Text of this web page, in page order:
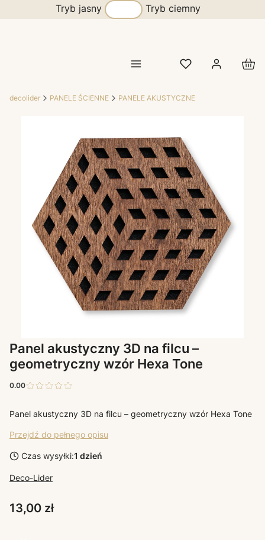
Tryb jasny Tryb ciemny
decolider PANELE ŚCIENNE PANELE AKUSTYCZNE
Panel akustyczny 3D na filcu –
geometryczny wzór Hexa Tone
0.00
Panel akustyczny 3D na filcu – geometryczny wzór Hexa Tone
Przejdź do pełnego opisu
Czas wysyłki:1 dzień
Deco-Lider
Cena
13,00 zł